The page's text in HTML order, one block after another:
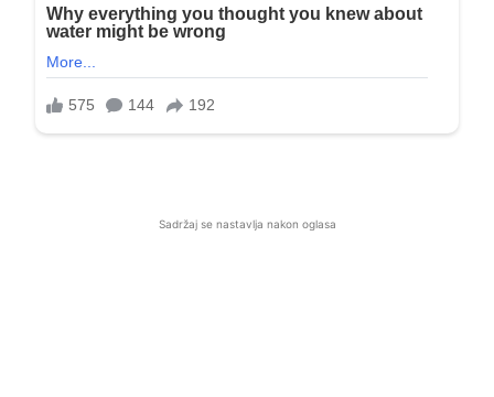
Sadržaj se nastavlja nakon oglasa